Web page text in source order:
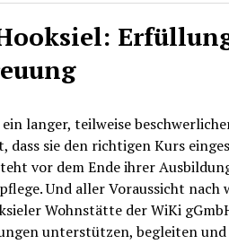
langer, teilweise
dass sie den richtigen Kurs
vor dem Ende ihrer
Und aller Voraussicht nach
Wohnstätte der WiKi
unterstützen, begleiten